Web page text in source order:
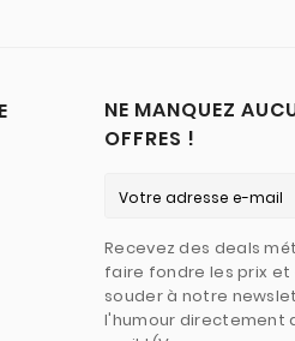
NE MANQUEZ
OFFRES !
Recevez des deals
faire fondre les prix et
souder à notre
l'humour directement